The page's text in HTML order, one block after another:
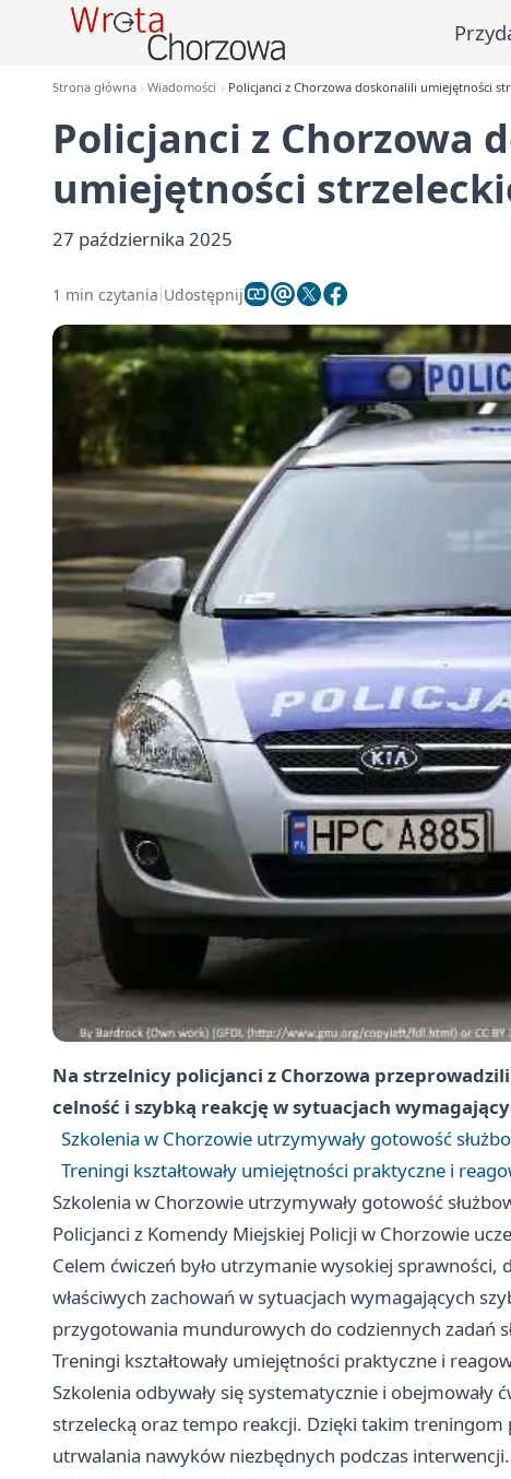
Strona główna Wiadomości Policjanci z Chorzowa doskonalili umiejętności
Policjanci z Chorzowa
umiejętności
27 października 2025
1 min czytania Udostępnij
Na strzelnicy policjanci z Chorzowa
celność i szybką reakcję w sytuacjach
Szkolenia w Chorzowie utrzymywały gotowość
Treningi kształtowały umiejętności praktyczne i
Szkolenia w Chorzowie utrzymywały gotowość
Policjanci z Komendy Miejskiej Policji w Chorzowie
Celem ćwiczeń było utrzymanie wysokiej
właściwych zachowań w sytuacjach wymagających
przygotowania mundurowych do codziennych zadań
Treningi kształtowały umiejętności praktyczne i
Szkolenia odbywały się systematycznie i
strzelecką oraz tempo reakcji. Dzięki takim
utrwalania nawyków niezbędnych podczas interwencji.